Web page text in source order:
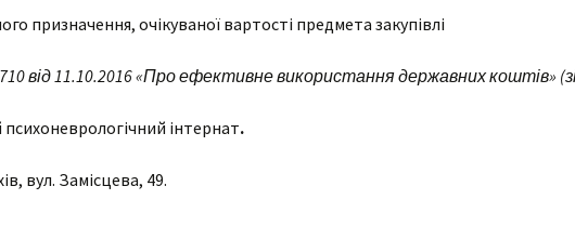
призначення, очікуваної вартості предмета закупівлі
11.10.2016 «Про ефективне використання державних коштів»
інтернат.
вул. Замісцева, 49.